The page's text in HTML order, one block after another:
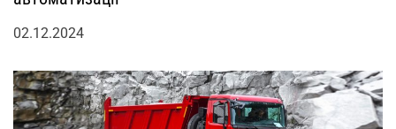
02.12.2024